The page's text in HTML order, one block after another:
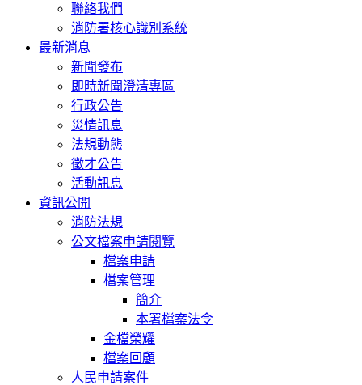
聯絡我們
消防署核心識別系統
最新消息
新聞發布
即時新聞澄清專區
行政公告
災情訊息
法規動態
徵才公告
活動訊息
資訊公開
消防法規
公文檔案申請閱覽
檔案申請
檔案管理
簡介
本署檔案法令
金檔榮耀
檔案回顧
人民申請案件